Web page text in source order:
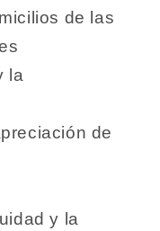
de las
la
de
y la